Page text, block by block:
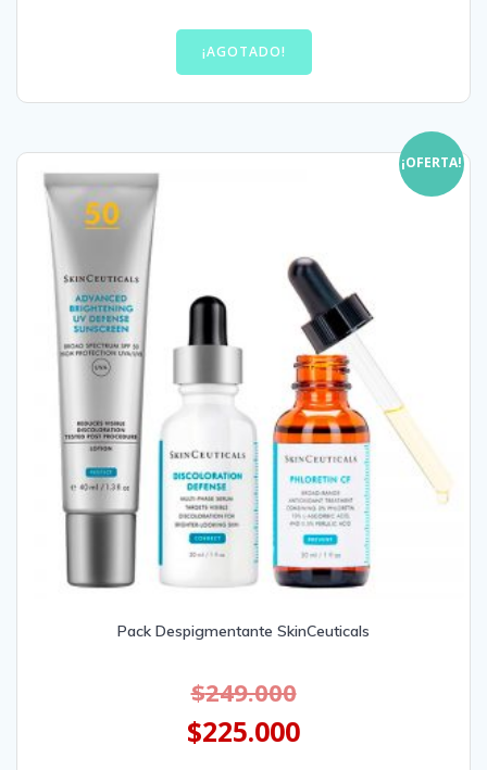
¡AGOTADO!
¡OFERTA!
Pack Despigmentante SkinCeuticals
$249.000
$225.000